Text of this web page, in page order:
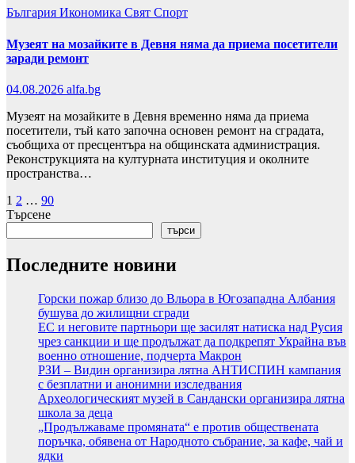
България Икономика Свят Спорт
Музеят на мозайките в Девня няма да приема посетители
заради ремонт
04.08.2026 alfa.bg
Музеят на мозайките в Девня временно няма да приема
посетители, тъй като започна основен ремонт на сградата,
съобщиха от пресцентъра на общинската администрация.
Реконструкцията на културната институция и околните
пространства…
Разделяне
на
публикациите
на
1 2 … 90
Търсене
търси
Последните новини
Горски пожар близо до Вльора в Югозападна Албания
бушува до жилищни сгради
ЕС и неговите партньори ще засилят натиска над Русия
чрез санкции и ще продължат да подкрепят Украйна във
военно отношение, подчерта Макрон
РЗИ – Видин организира лятна АНТИСПИН кампания
с безплатни и анонимни изследвания
Археологическият музей в Сандански организира лятна
школа за деца
„Продължаваме промяната“ е против обществената
поръчка, обявена от Народното събрание, за кафе, чай и
ядки